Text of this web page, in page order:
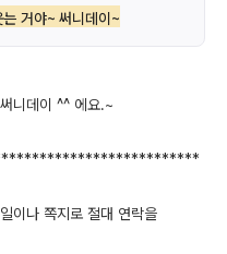
는 거야~ 써니데이~
니데이 ^^ 에요.~
이나 쪽지로 절대 연락을